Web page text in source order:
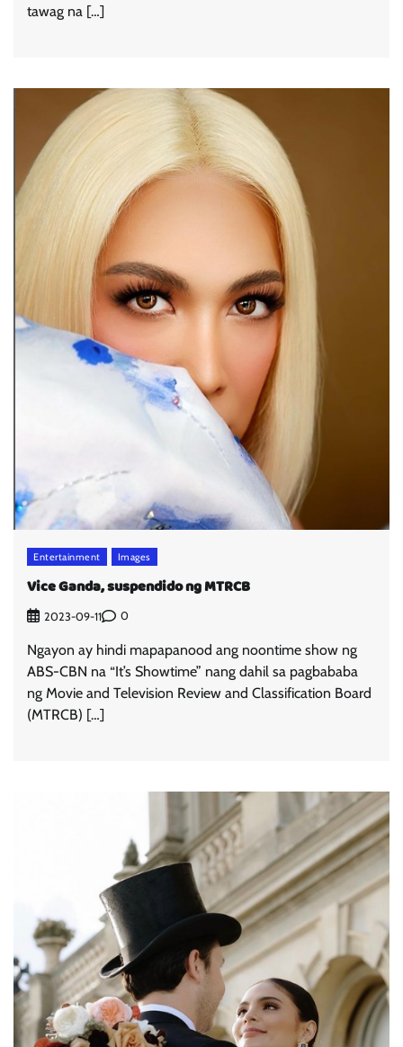
tawag na […]
Entertainment Images
Vice Ganda, suspendido ng MTRCB
2023-09-11 0
Ngayon ay hindi mapapanood ang noontime show ng
ABS-CBN na “It’s Showtime” nang dahil sa pagbababa
ng Movie and Television Review and Classification Board
(MTRCB) […]